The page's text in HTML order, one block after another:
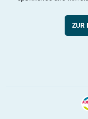
ZUR